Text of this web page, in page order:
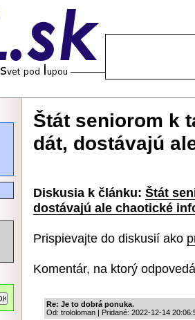
Štát seniorom k
dát, dostávajú
Diskusia k článku: Štát
dostávajú ale chaotické
Prispievajte do diskusií ako
Komentár, na ktorý
Re: Je to dobrá ponuka.
Od: trololoman | Pridané: 2022-12-14